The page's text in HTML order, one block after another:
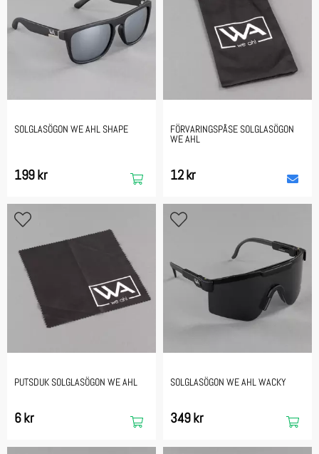
SOLGLASÖGON WE AHL SHAPE
199 kr
FÖRVARINGSPÅSE SOLGLASÖGON
WE AHL
12 kr
PUTSDUK SOLGLASÖGON WE AHL
6 kr
SOLGLASÖGON WE AHL WACKY
349 kr